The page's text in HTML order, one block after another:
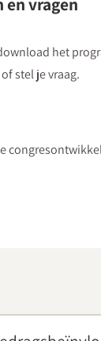
het
stel je vraag.